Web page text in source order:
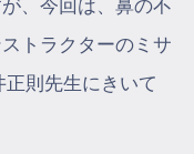
、今回は、鼻の不
トラクターのミサ
正則先生にきいて